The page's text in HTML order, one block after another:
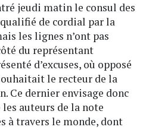
jeudi matin le consul des
de cordial par la
les lignes n’ont pas
du représentant
d’excuses, où opposé
le recteur de la
Ce dernier envisage donc
auteurs de la note
à travers le monde, dont